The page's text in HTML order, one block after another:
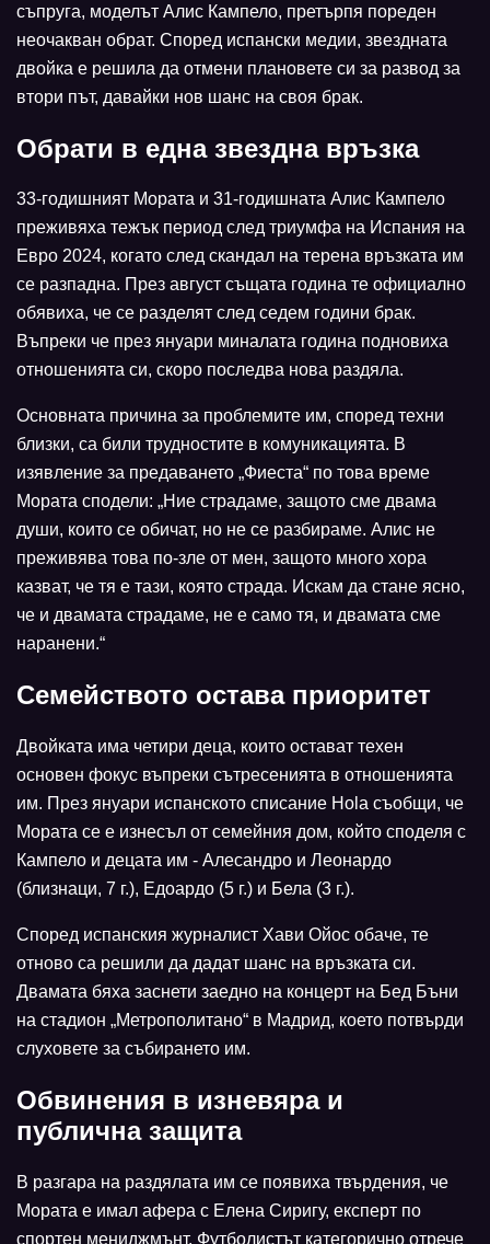
съпруга, моделът Алис Кампело, претърпя пореден
неочакван обрат. Според испански медии, звездната
двойка е решила да отмени плановете си за развод за
втори път, давайки нов шанс на своя брак.
Обрати в една звездна връзка
33-годишният Мората и 31-годишната Алис Кампело
преживяха тежък период след триумфа на Испания на
Евро 2024, когато след скандал на терена връзката им
се разпадна. През август същата година те официално
обявиха, че се разделят след седем години брак.
Въпреки че през януари миналата година подновиха
отношенията си, скоро последва нова раздяла.
Основната причина за проблемите им, според техни
близки, са били трудностите в комуникацията. В
изявление за предаването „Фиеста“ по това време
Мората сподели: „Ние страдаме, защото сме двама
души, които се обичат, но не се разбираме. Алис не
преживява това по-зле от мен, защото много хора
казват, че тя е тази, която страда. Искам да стане ясно,
че и двамата страдаме, не е само тя, и двамата сме
наранени.“
Семейството остава приоритет
Двойката има четири деца, които остават техен
основен фокус въпреки сътресенията в отношенията
им. През януари испанското списание Hola съобщи, че
Мората се е изнесъл от семейния дом, който споделя с
Кампело и децата им - Алесандро и Леонардо
(близнаци, 7 г.), Едоардо (5 г.) и Бела (3 г.).
Според испанския журналист Хави Ойос обаче, те
отново са решили да дадат шанс на връзката си.
Двамата бяха заснети заедно на концерт на Бед Бъни
на стадион „Метрополитано“ в Мадрид, което потвърди
слуховете за събирането им.
Обвинения в изневяра и
публична защита
В разгара на раздялата им се появиха твърдения, че
Мората е имал афера с Елена Сиригу, експерт по
спортен мениджмънт. Футболистът категорично отрече